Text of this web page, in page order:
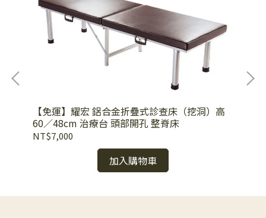
【免運】耀宏 鋁合金折疊式診查床（挖洞）高
60／48cm 治療台 頭部開孔 整脊床
NT$7,000
加入購物車